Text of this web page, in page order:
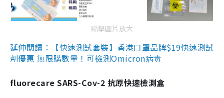
點擊圖片放大
延伸閱讀：【快速測試套裝】香港口罩品牌$19快速測試
劑優惠 無限購數量！可檢測Omicron病毒
fluorecare SARS-Cov-2 抗原快速檢測盒